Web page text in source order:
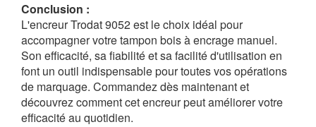
Conclusion :
L'encreur Trodat 9052 est le choix idéal pour
accompagner votre tampon bois à encrage manuel.
Son efficacité, sa fiabilité et sa facilité d'utilisation en
font un outil indispensable pour toutes vos opérations
de marquage. Commandez dès maintenant et
découvrez comment cet encreur peut améliorer votre
efficacité au quotidien.